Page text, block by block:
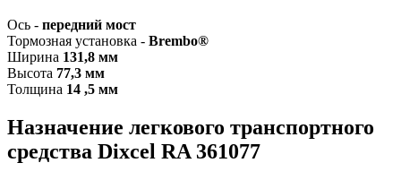
Ось - передний мост
Тормозная установка - Brembo®
Ширина 131,8 мм
Высота 77,3 мм
Толщина 14 ,5 мм
Назначение легкового транспортного
средства Dixcel RA 361077